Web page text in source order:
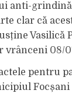
anti-
clar că
Vasilică
vrânceni 08/
pentru
Focșani